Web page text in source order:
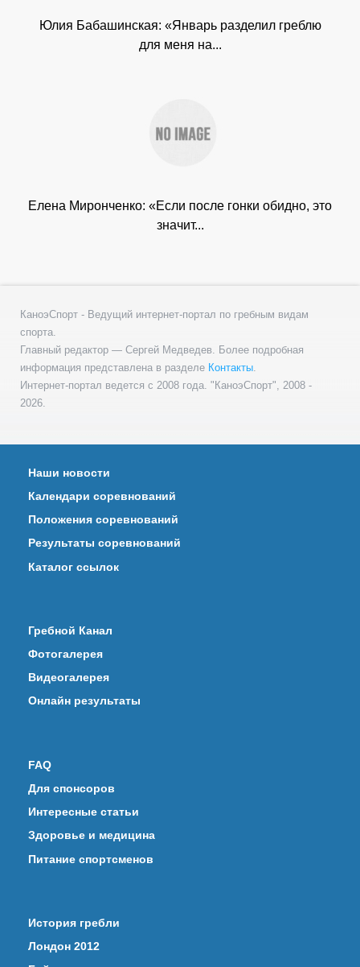
Юлия Бабашинская: «Январь разделил греблю
для меня на...
Елена Миронченко: «Если после гонки обидно, это
значит...
КаноэСпорт - Ведущий интернет-портал по гребным видам
спорта.
Главный редактор — Сергей Медведев. Более подробная
информация представлена в разделе Контакты
Интернет-портал ведется с 2008 года. "КаноэСпорт", 2008 -
2026.
Наши новости
Календари соревнований
Положения соревнований
Результаты соревнований
Каталог ссылок
Гребной Канал
Фотогалерея
Видеогалерея
Онлайн результаты
FAQ
Для спонсоров
Интересные статьи
Здоровье и медицина
Питание спортсменов
История гребли
Лондон 2012